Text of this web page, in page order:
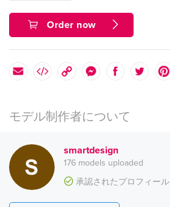
Order now
モデル制作者について
smartdesign
176 models uploaded
承認されたプロフィール